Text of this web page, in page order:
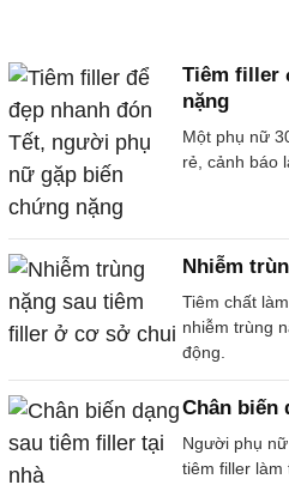
Tiêm filler
nặng
Một phụ nữ
rẻ, cảnh báo
Nhiễm
Tiêm chất
nhiễm trùng
động.
Chân biến
Người phụ
tiêm filler làm